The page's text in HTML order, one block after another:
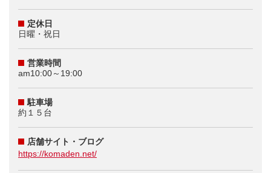
定休日
日曜・祝日
営業時間
am10:00～19:00
駐車場
約１５台
店舗サイト・ブログ
https://komaden.net/